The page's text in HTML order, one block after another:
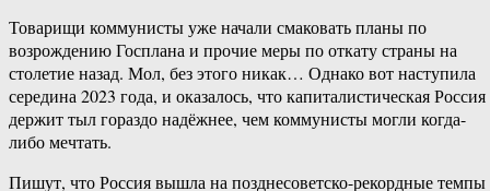
Товарищи коммунисты уже начали смаковать планы по
возрождению Госплана и прочие меры по откату страны на
столетие назад. Мол, без этого никак… Однако вот наступила
середина 2023 года, и оказалось, что капиталистическая Россия
держит тыл гораздо надёжнее, чем коммунисты могли когда-
либо мечтать.
Пишут, что Россия вышла на позднесоветско-рекордные темпы